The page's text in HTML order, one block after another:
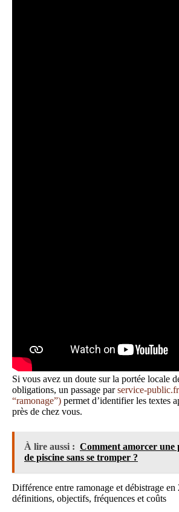
Si vous avez un doute sur la portée locale
obligations, un passage parservice-
“ramonage”) permet d’identifier les textes
près de chez vous.
À lire aussi : Comment amorcer une
de piscine sans se tromper ?
Différence entre ramonage et débistrage en
définitions, objectifs, fréquences et coûts